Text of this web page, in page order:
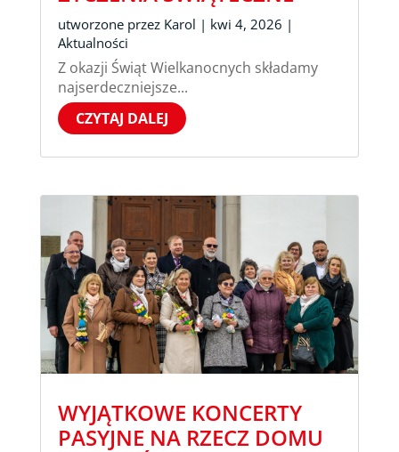
utworzone przez Karol | kwi 4, 2026 |
Aktualności
Z okazji Świąt Wielkanocnych składamy
najserdeczniejsze...
CZYTAJ DALEJ
WYJĄTKOWE KONCERTY
PASYJNE NA RZECZ DOMU